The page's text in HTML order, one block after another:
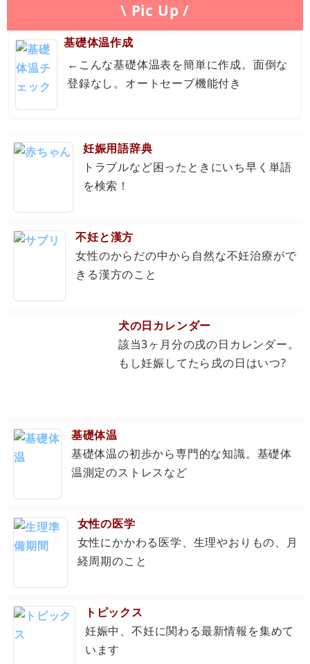
\ Pic Up /
基礎体温作成
←こんな基礎体温表を簡単に作成。面倒な
登録なし。オートセーブ機能付き
妊娠用語辞典
トラブルなど困ったときにいち早く単語
を検索！
不妊と漢方
女性のからだの中から自然な不妊治療がで
きる漢方のこと
犬の日カレンダー
該当3ヶ月分の戌の日カレンダー。
もし妊娠してたら戌の日はいつ?
基礎体温
基礎体温の初歩から専門的な知識。基礎体
温測定のストレスなど
女性の医学
女性にかかわる医学、生理やおりもの、月
経周期のこと
トピックス
妊娠中、不妊に関わる最新情報を集めて
います